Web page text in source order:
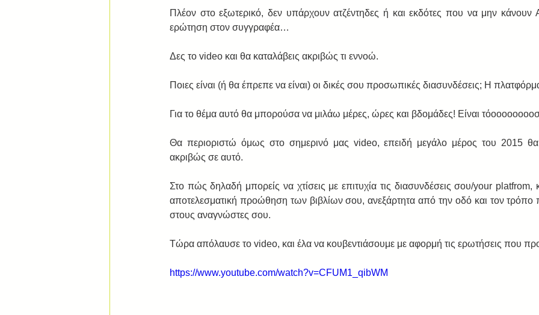
Πλέον στο εξωτερικό, δεν υπάρχουν ατζέντηδες ή και εκδότες που να μην κάνουν
ερώτηση στον συγγραφέα…
Δες το video και θα καταλάβεις ακριβώς τι εννοώ.
Ποιες είναι (ή θα έπρεπε να είναι) οι δικές σου προσωπικές διασυνδέσεις; Η
Για το θέμα αυτό θα μπορούσα να μιλάω μέρες, ώρες και βδομάδες! Είναι
Θα περιοριστώ όμως στο σημερινό μας video, επειδή μεγάλο μέρος του 2015
ακριβώς σε αυτό.
Στο πώς δηλαδή μπορείς να χτίσεις με επιτυχία τις διασυνδέσεις σου/your platfrom,
αποτελεσματική προώθηση των βιβλίων σου, ανεξάρτητα από την οδό και τον τρόπο
στους αναγνώστες σου.
Τώρα απόλαυσε το video, και έλα να κουβεντιάσουμε με αφορμή τις ερωτήσεις που
https://www.youtube.com/watch?v=CFUM1_qibWM